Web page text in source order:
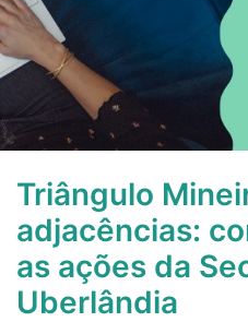
Triângulo
adjacências:
as ações da
Uberlândia